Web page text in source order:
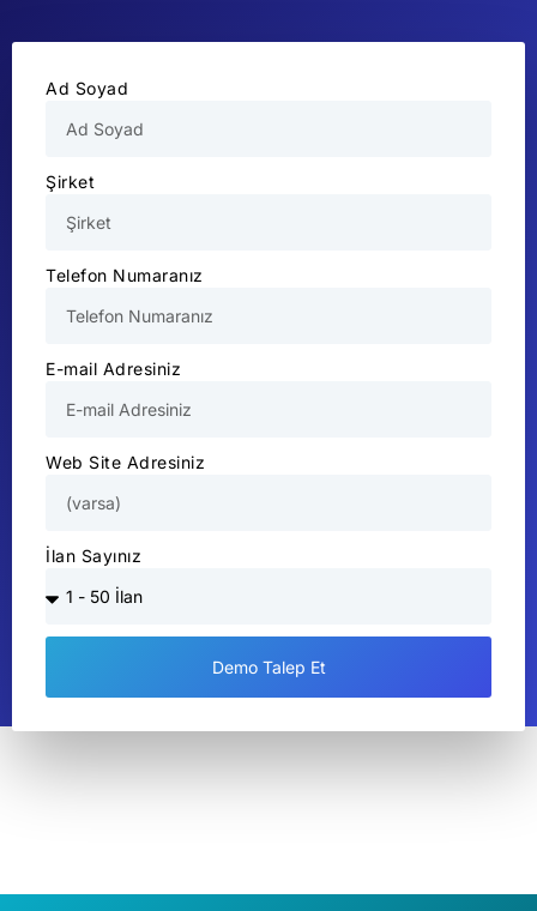
Ad Soyad
Şirket
Telefon Numaranız
E-mail Adresiniz
Web Site Adresiniz
İlan Sayınız
Demo Talep Et